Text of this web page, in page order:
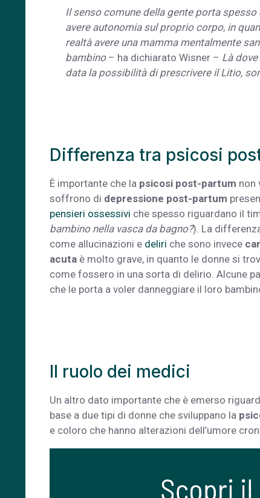
Il senso comune della gente porta spesso
avere autonomia sul proprio corpo, in
realtà avere una mamma mentalmente
bambino– ha dichiarato Wisner – Là
data la possibilità di prescrivere il Litio,
Differenza tra psicosi
È importante che la psicosi post-partum non
soffrono di depressione post-partum
pensieri ossessivi che spesso riguardano il
bambino nella vasca da bagno?). La
come allucinazioni e deliri che sono invece
acuta è molto grave, in quanto le donne si
come fossero in una sorta di delirio. Alcune
che le porta a voler danneggiare il loro
Il ruolo dei medici
Un altro dato importante che è emerso
base a due tipi di donne che sviluppano la
e coloro che hanno alterazioni dell’umore